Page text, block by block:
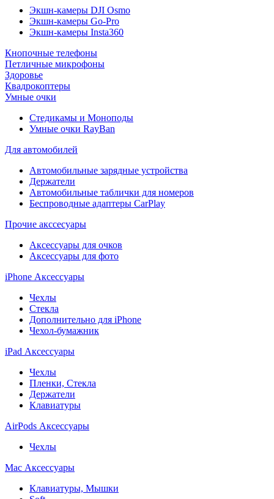
Экшн-камеры DJI Osmo
Экшн-камеры Go-Pro
Экшн-камеры Insta360
Кнопочные телефоны
Петличные микрофоны
Здоровье
Квадрокоптеры
Умные очки
Стедикамы и Моноподы
Умные очки RayBan
Для автомобилей
Автомобильные зарядные устройства
Держатели
Автомобильные таблички для номеров
Беспроводные адаптеры CarPlay
Прочие акссесуары
Аксессуары для очков
Аксессуары для фото
iPhone Аксессуары
Чехлы
Стекла
Дополнительно для iPhone
Чехол-бумажник
iPad Аксессуары
Чехлы
Пленки, Стекла
Держатели
Клавиатуры
AirPods Аксессуары
Чехлы
Mac Аксессуары
Клавиатуры, Мышки